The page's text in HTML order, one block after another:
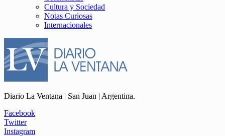
Cultura y Sociedad
Notas Curiosas
Internacionales
Diario La Ventana | San Juan | Argentina.
Facebook
Twitter
Instagram